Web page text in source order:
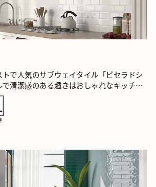
で人気のサブウェイタイル「ビセラドシ
で清潔感のある趣きはおしゃれなキッチン
にぴったりです。 ビセラド …